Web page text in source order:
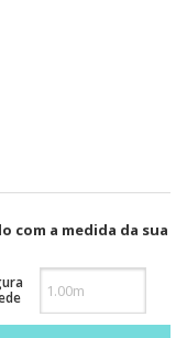
com a medida da sua